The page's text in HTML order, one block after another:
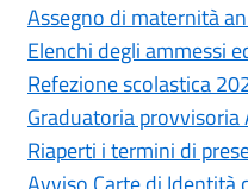
Assegno di maternità
Elenchi degli ammessi
Refezione scolastica
Graduatoria
Riaperti i termini di